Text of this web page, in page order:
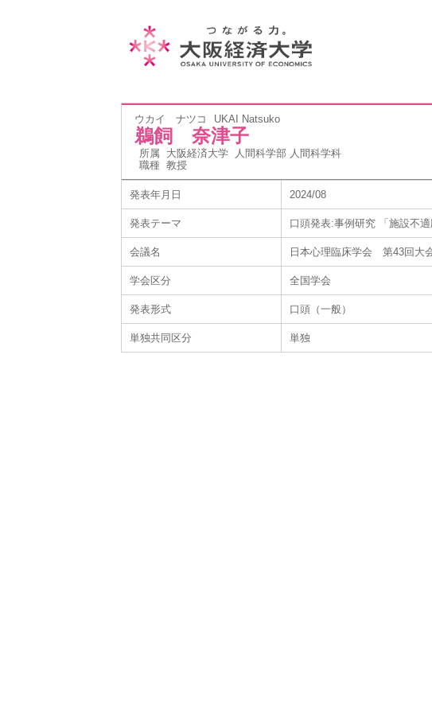
ウカイ ナツコ UKAI Natsuko
鵜飼 奈津子
所属 大阪経済大学 人間科学部 人間科学科
職種 教授
発表年月日 2024/08
発表テーマ 口頭発表:事例研究 「施設不
会議名 日本心理臨床学会 第43回大
学会区分 全国学会
発表形式 口頭（一般）
単独共同区分 単独